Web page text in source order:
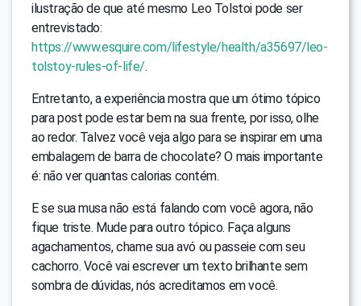
ilustração de que até mesmo Leo Tolstoi pode ser
entrevistado:
https://www.esquire.com/lifestyle/health/a35697/leo-
tolstoy-rules-of-life/.
Entretanto, a experiência mostra que um ótimo tópico
para post pode estar bem na sua frente, por isso, olhe
ao redor. Talvez você veja algo para se inspirar em uma
embalagem de barra de chocolate? O mais importante
é: não ver quantas calorias contém.
E se sua musa não está falando com você agora, não
fique triste. Mude para outro tópico. Faça alguns
agachamentos, chame sua avó ou passeie com seu
cachorro. Você vai escrever um texto brilhante sem
sombra de dúvidas, nós acreditamos em você.